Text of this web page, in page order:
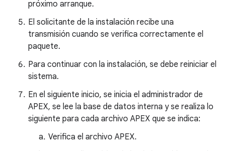
próximo arranque.
El solicitante de la instalación recibe una
transmisión cuando se verifica correctamente el
paquete.
Para continuar con la instalación, se debe reiniciar el
sistema.
En el siguiente inicio, se inicia el administrador de
APEX, se lee la base de datos interna y se realiza lo
siguiente para cada archivo APEX que se indica:
Verifica el archivo APEX.